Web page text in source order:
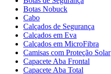
Botas Nobuck
Cabo
Calçados de Segurança
Calçados em Eva
Calçados em MicroFibra
Camisas com Proteção Solar
Capacete Aba Frontal
Capacete Aba Total